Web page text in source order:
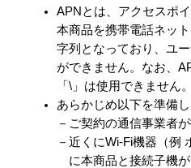
APNとは、アクセスポ
本商品を携帯電話ネッ
字列となっており、ユ
ができません。なお、
「\」は使用できません。
あらかじめ以下を準備
－ご契約の通信事業者
－近くにWi-Fi機器（例
に本商品と接続子機